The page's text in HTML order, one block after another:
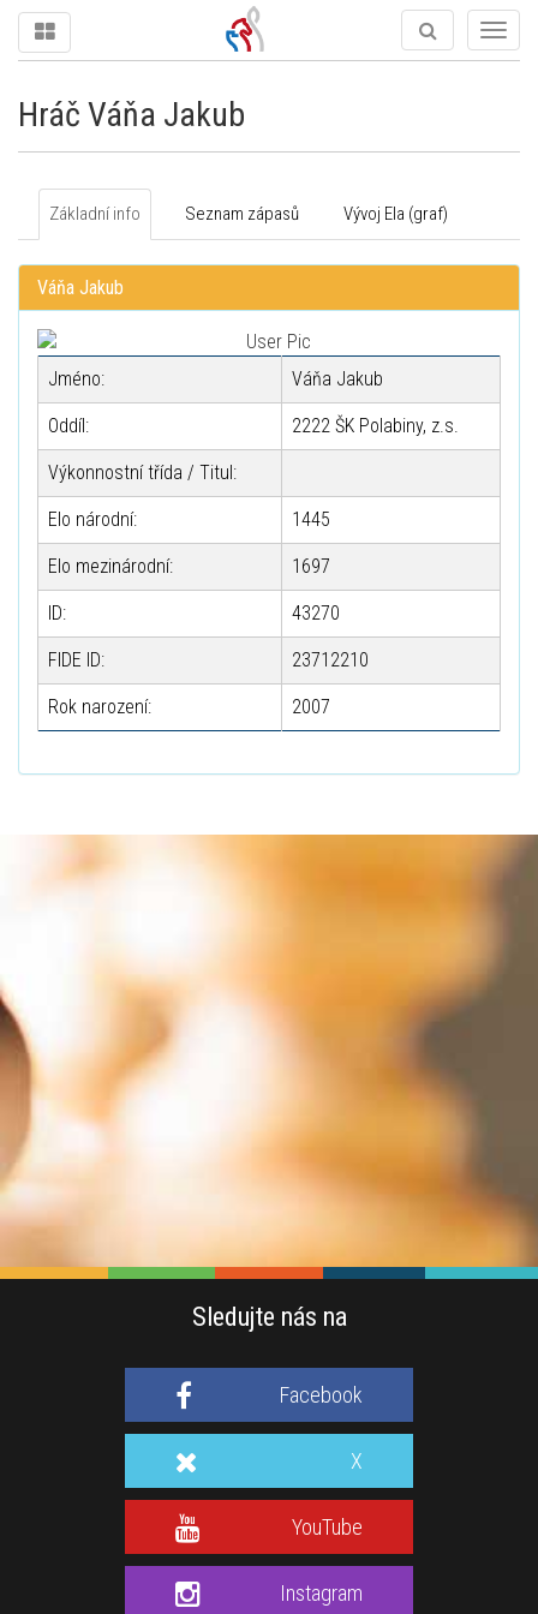
Hráč Váňa Jakub
Základní info Seznam zápasů Vývoj Ela (graf)
Váňa Jakub
Jméno: Váňa Jakub
Oddíl: 2222 ŠK Polabiny, z.s.
Výkonnostní třída / Titul:
Elo národní: 1445
Elo mezinárodní: 1697
ID: 43270
FIDE ID: 23712210
Rok narození: 2007
Sledujte nás na
Facebook
X
YouTube
Instagram